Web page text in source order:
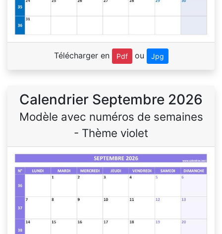
Télécharger en Pdf ou Jpg
Calendrier Septembre 2026
Modèle avec numéros de semaines
- Thème violet